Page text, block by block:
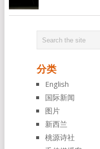
分类
English
国际新闻
图片
新西兰
桃源诗社